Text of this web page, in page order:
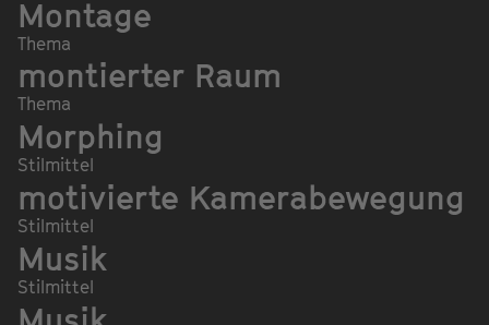
Montage
Thema
montierter Raum
Thema
Morphing
Stilmittel
motivierte Kamerabewegung
Stilmittel
Musik
Stilmittel